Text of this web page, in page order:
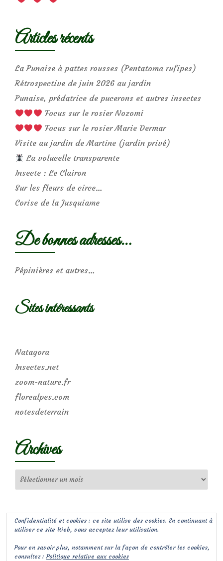
Articles récents
La Punaise à pattes rousses (Pentatoma rufipes)
Rétrospective de juin 2026 au jardin
Punaise, prédatrice de pucerons et autres insectes
Focus sur le rosier Nozomi
Focus sur le rosier Marie Dermar
Visite au jardin de Martine (jardin privé)
La volucelle transparente
Insecte : Le Clairon
Sur les fleurs de circe…
Corise de la Jusquiame
De bonnes adresses…
Pépinières et autres…
Sites intéressants
Natagora
Insectes.net
zoom-nature.fr
florealpes.com
notesdeterrain
Archives
Confidentialité et cookies : ce site utilise des cookies. En continuant à
utiliser ce site Web, vous acceptez leur utilisation.
Pour en savoir plus, notamment sur la façon de contrôler les cookies,
consultez :Politique relative aux cookies